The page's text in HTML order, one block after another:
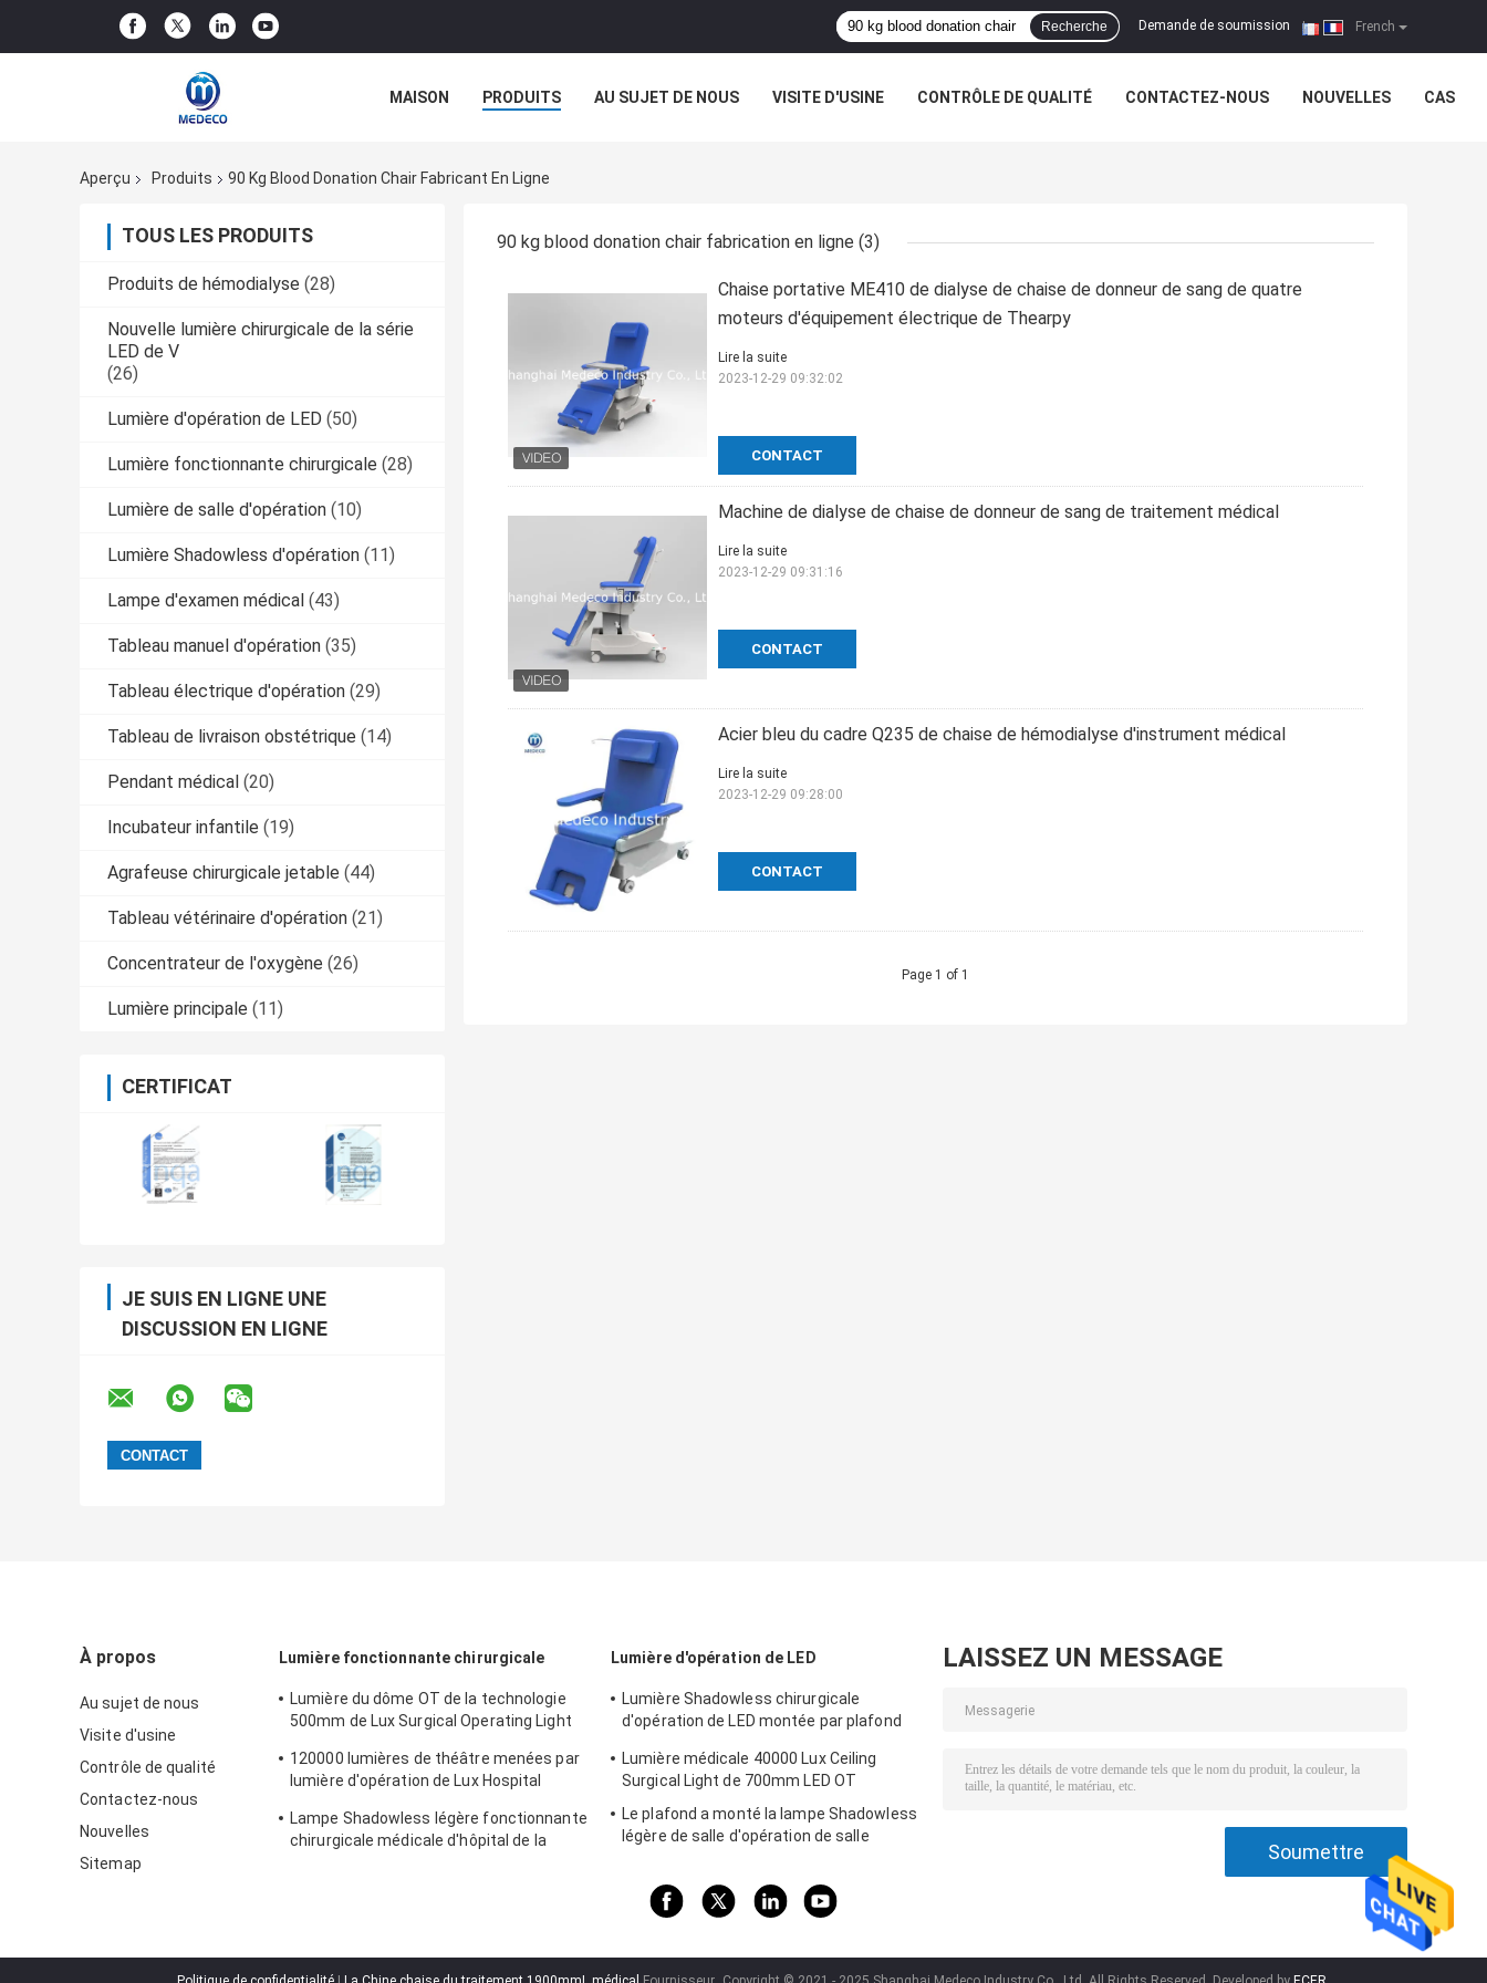
French
Demande de soumission |
Recherche
MAISON PRODUITS AU SUJET DE NOUS VISITE D'USINE CONTRÔLE DE QUALITÉ CONTACTEZ-NOUS NOUVELLES CAS
Aperçu Produits 90 Kg Blood Donation Chair Fabricant En Ligne
TOUS LES PRODUITS
Produits de hémodialyse (28)
Nouvelle lumière chirurgicale de la série
LED de V
(26)
Lumière d'opération de LED (50)
Lumière fonctionnante chirurgicale (28)
Lumière de salle d'opération (10)
Lumière Shadowless d'opération (11)
Lampe d'examen médical (43)
Tableau manuel d'opération (35)
Tableau électrique d'opération (29)
Tableau de livraison obstétrique (14)
Pendant médical (20)
Incubateur infantile (19)
Agrafeuse chirurgicale jetable (44)
Tableau vétérinaire d'opération (21)
Concentrateur de l'oxygène (26)
Lumière principale (11)
CERTIFICAT
JE SUIS EN LIGNE UNE
DISCUSSION EN LIGNE
90 kg blood donation chair fabrication en ligne (3)
Chaise portative ME410 de dialyse de chaise de donneur de sang de quatre
moteurs d'équipement électrique de Thearpy
CONTACT
Lire la suite
2023-12-29 09:32:02
Machine de dialyse de chaise de donneur de sang de traitement médical
CONTACT
Lire la suite
2023-12-29 09:31:16
Acier bleu du cadre Q235 de chaise de hémodialyse d'instrument médical
CONTACT
Lire la suite
2023-12-29 09:28:00
Page 1 of 1
À propos
Au sujet de nous
Visite d'usine
Contrôle de qualité
Contactez-nous
Nouvelles
Sitemap
Lumière fonctionnante chirurgicale
Lumière du dôme OT de la technologie
500mm de Lux Surgical Operating Light
120000 lumières de théâtre menées par
lumière d'opération de Lux Hospital
Lampe Shadowless légère fonctionnante
chirurgicale médicale d'hôpital de la
Lumière d'opération de LED
Lumière Shadowless chirurgicale
d'opération de LED montée par plafond
Lumière médicale 40000 Lux Ceiling
Surgical Light de 700mm LED OT
Le plafond a monté la lampe Shadowless
légère de salle d'opération de salle
LAISSEZ UN MESSAGE